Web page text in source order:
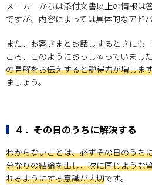
メーカーからは添付文書以上の情報は
ですが、内容によっては具体的なアド
また、お客さまとお話しするときにも
ころ、このようにおっしゃっていました
の見解をお伝えすると説得力が増しま
ましょう。
４．その日のうちに解決する
わからないことは、必ずその日のうち
分なりの結論を出し、次に同じような
れるようにする意識が大切です。